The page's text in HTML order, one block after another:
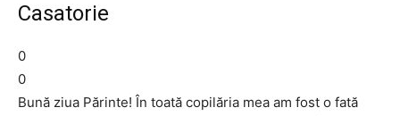
Casatorie
0
0
Bună ziua Părinte! În toată copilăria mea am fost o fată